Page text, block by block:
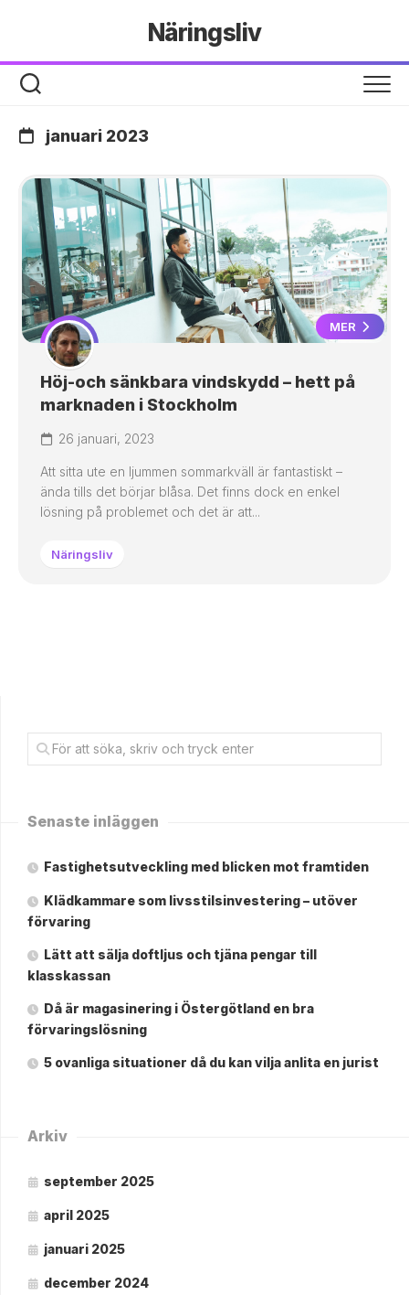
Näringsliv
januari 2023
MER
Höj-och sänkbara vindskydd – hett på
marknaden i Stockholm
26 januari, 2023
Att sitta ute en ljummen sommarkväll är fantastiskt –
ända tills det börjar blåsa. Det finns dock en enkel
lösning på problemet och det är att...
Näringsliv
Senaste inläggen
Fastighetsutveckling med blicken mot framtiden
Klädkammare som livsstilsinvestering – utöver
förvaring
Lätt att sälja doftljus och tjäna pengar till
klasskassan
Då är magasinering i Östergötland en bra
förvaringslösning
5 ovanliga situationer då du kan vilja anlita en jurist
Arkiv
september 2025
april 2025
januari 2025
december 2024